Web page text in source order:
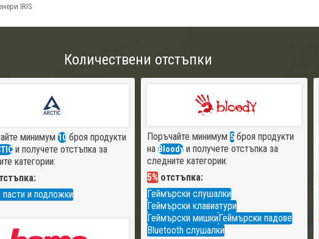
IRIS
Количествени отстъпки
минимум 10броя продукти
и получете отстъпка за
категории:
и подложки
Поръчайте минимум 5 броя продукти
на Bloody и получете отстъпка за
следните категории:
5% отстъпка:
Геймърски слушалки
Геймърски клавиатури
Геймърски мишкиГеймърски падове
Bluetooth слушалки